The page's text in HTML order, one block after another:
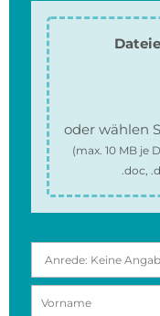
oder wählen
(max. 10 MBje
.doc,